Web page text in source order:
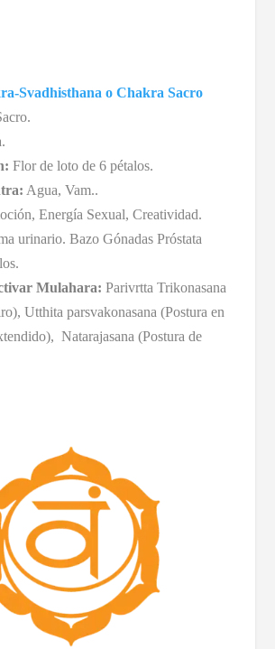
Svadhisthana o Chakra Sacro
Flor de loto de 6 pétalos.
Agua, Vam..
Energía Sexual, Creatividad.
urinario. Bazo Gónadas Próstata
Mulahara: Parivrtta Trikonasana
Utthita parsvakonasana (Postura en
Natarajasana (Postura de